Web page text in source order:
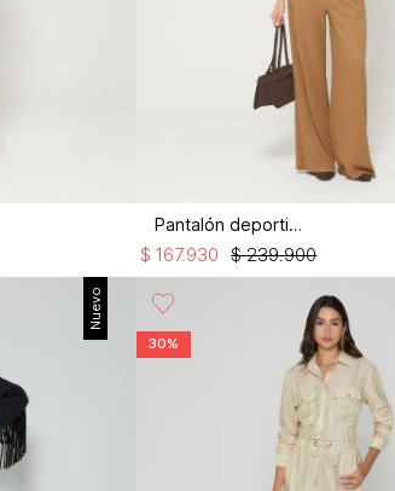
Pantalón deportivo
$ 239.900
$ 167.930
Nuevo
30%